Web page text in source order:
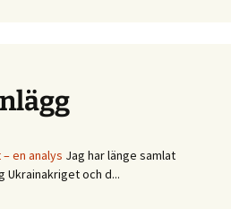
en analys Jag har länge samlat
Ukrainakriget och d...